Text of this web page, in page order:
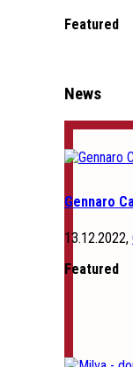
Featured
News
Gennaro
13.12.2022,
Featured